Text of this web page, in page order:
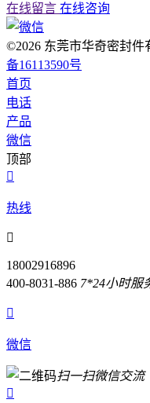
在线留言 在线咨询
©2026 东莞市华奇密封件
备16113590号
首页
电话
产品
微信
顶部

热线

18002916896
400-8031-886 7*24小时服

微信
扫一扫微信交流
